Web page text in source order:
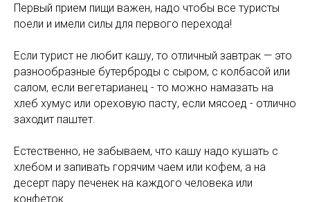
Первый прием пищи важен, надо чтобы все туристы
поели и имели силы для первого перехода!
Если турист не любит кашу, то отличный завтрак — это
разнообразные бутерброды с сыром, с колбасой или
салом, если вегетарианец - то можно намазать на
хлеб хумус или ореховую пасту, если мясоед - отлично
заходит паштет.
Естественно, не забываем, что кашу надо кушать с
хлебом и запивать горячим чаем или кофем, а на
десерт пару печенек на каждого человека или
конфеток.